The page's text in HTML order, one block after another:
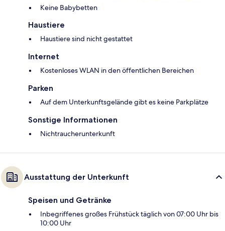
Keine Babybetten
Haustiere
Haustiere sind nicht gestattet
Internet
Kostenloses WLAN in den öffentlichen Bereichen
Parken
Auf dem Unterkunftsgelände gibt es keine Parkplätze
Sonstige Informationen
Nichtraucherunterkunft
Ausstattung der Unterkunft
Speisen und Getränke
Inbegriffenes großes Frühstück täglich von 07:00 Uhr bis
10:00 Uhr